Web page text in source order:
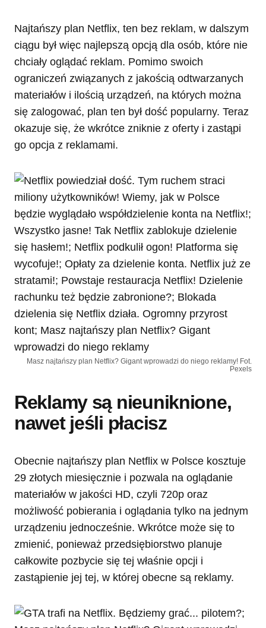
Najtańszy plan Netflix, ten bez reklam, w dalszym
ciągu był więc najlepszą opcją dla osób, które nie
chciały oglądać reklam. Pomimo swoich
ograniczeń związanych z jakością odtwarzanych
materiałów i ilością urządzeń, na których można
się zalogować, plan ten był dość popularny. Teraz
okazuje się, że wkrótce zniknie z oferty i zastąpi
go opcja z reklamami.
Masz najtańszy plan Netflix? Gigant wprowadzi do niego reklamy! Fot.
Pexels
Reklamy są nieuniknione,
nawet jeśli płacisz
Obecnie najtańszy plan Netflix w Polsce kosztuje
29 złotych miesięcznie i pozwala na oglądanie
materiałów w jakości HD, czyli 720p oraz
możliwość pobierania i oglądania tylko na jednym
urządzeniu jednocześnie. Wkrótce może się to
zmienić, ponieważ przedsiębiorstwo planuje
całkowite pozbycie się tej właśnie opcji i
zastąpienie jej tej, w której obecne są reklamy.